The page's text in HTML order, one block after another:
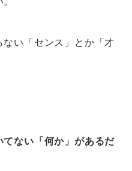
い「センス」とか「才
てない「何か」があるだ